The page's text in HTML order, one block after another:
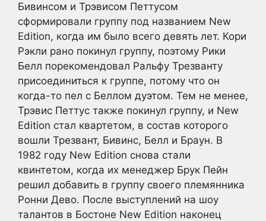
Бивинсом и Трэвисом Петтусом
сформировали группу под названием New
Edition, когда им было всего девять лет. Кори
Рэкли рано покинул группу, поэтому Рики
Белл порекомендовал Ральфу Трезванту
присоединиться к группе, потому что он
когда-то пел с Беллом дуэтом. Тем не менее,
Трэвис Петтус также покинул группу, и New
Edition стал квартетом, в состав которого
вошли Трезвант, Бивинс, Белл и Браун. В
1982 году New Edition снова стали
квинтетом, когда их менеджер Брук Пейн
решил добавить в группу своего племянника
Ронни Дево. После выступлений на шоу
талантов в Бостоне New Edition наконец